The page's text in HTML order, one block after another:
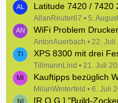
ä
g
e
e
i
t
r
ä
g
e
Latitude 7420 / 7420
AllanReuter67 5.
WiFi Problem
AntonAuerbach 22. Juli
XPS 8300 mit drei
TillmannLind 21. Juli
Kauftipps bezüglich
MilanWinterfeld 6. Juli
[R.O.G.] "Build-